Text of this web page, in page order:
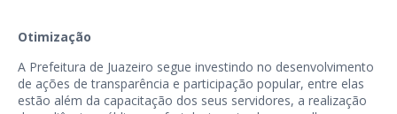
Otimização
A Prefeitura de Juazeiro segue investindo no desenvolvimento
de ações de transparência e participação popular, entre elas
estão além da capacitação dos seus servidores, a realização